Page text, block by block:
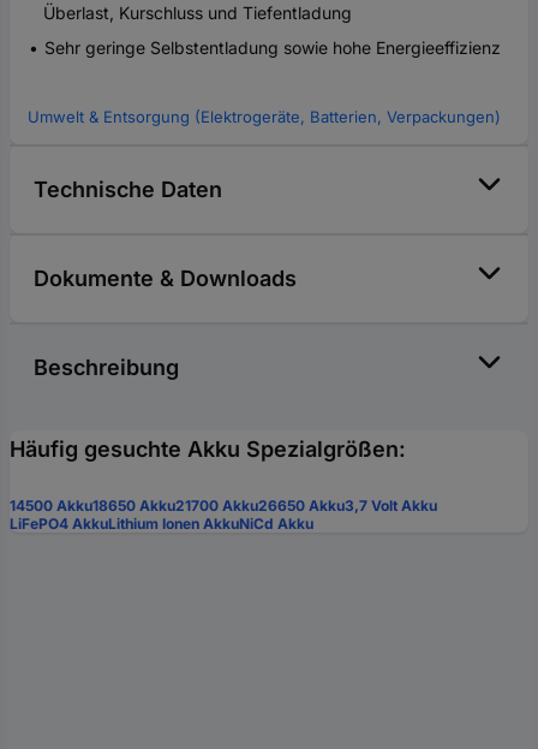
Überlast, Kurschluss und Tiefentladung
Sehr geringe Selbstentladung sowie hohe Energieeffizienz
Umwelt & Entsorgung (Elektrogeräte, Batterien, Verpackungen)
Technische Daten
Dokumente & Downloads
Beschreibung
Häufig gesuchte Akku Spezialgrößen:
14500 Akku18650 Akku21700 Akku26650 Akku3,7 Volt Akku
LiFePO4 AkkuLithium Ionen AkkuNiCd Akku